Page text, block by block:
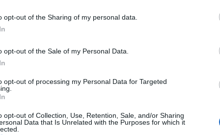
opt-out of the Sharing of my personal data.
opt-out of the Sale of my Personal Data.
opt-out of processing my Personal Data for Targeted
opt-out of Collection, Use, Retention, Sale, and/or Sharing
Data that Is Unrelated with the Purposes for which it
nella sezione